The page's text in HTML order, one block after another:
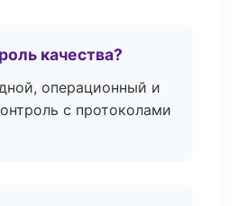
качества?
операционный и
с протоколами